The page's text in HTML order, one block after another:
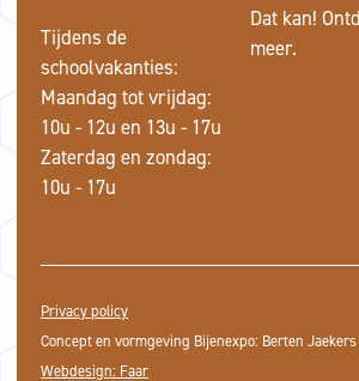
Tijdens de
schoolvakanties:
Maandag tot vrijdag:
10u - 12u en 13u - 17u
Zaterdag en zondag:
10u - 17u
Dat kan!
meer.
Privacy policy
Concept en vormgeving Bijenexpo: Berten Jaekers
Webdesign: Faar